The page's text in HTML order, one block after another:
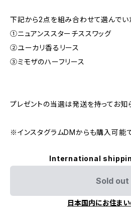
下記から2点を組み合わせて選んでい
①ニュアンススターチススワッグ
②ユーカリ香るリース
③ミモザのハーフリース
プレゼントの当選は発送を持ってお知
※インスタグラムDMからも購入可能
International
Sold out
日本国内にお住ま